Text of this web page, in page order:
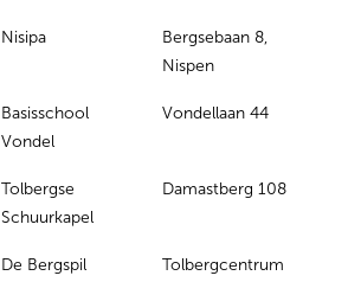
Nisipa
Bergsebaan 8,
Nispen
Basisschool
Vondel
Vondellaan 44
Tolbergse
Schuurkapel
Damastberg 108
De Bergspil
Tolbergcentrum